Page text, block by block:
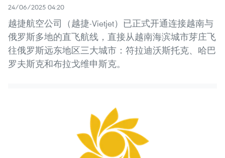
24/06/2025 04:20
越捷航空公司（越捷-Vietjet）已正式开通连接越南与
俄罗斯多地的直飞航线，直接从越南海滨城市芽庄飞
往俄罗斯远东地区三大城市：符拉迪沃斯托克、哈巴
罗夫斯克和布拉戈维申斯克。